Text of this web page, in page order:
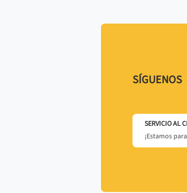
SÍGUENOS
SERVICIO AL
¡Estamos